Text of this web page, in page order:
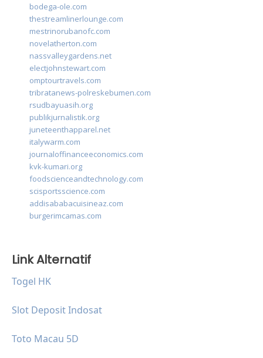
bodega-ole.com
thestreamlinerlounge.com
mestrinorubanofc.com
novelatherton.com
nassvalleygardens.net
electjohnstewart.com
omptourtravels.com
tribratanews-polreskebumen.com
rsudbayuasih.org
publikjurnalistik.org
juneteenthapparel.net
italywarm.com
journaloffinanceeconomics.com
kvk-kumari.org
foodscienceandtechnology.com
scisportsscience.com
addisababacuisineaz.com
burgerimcamas.com
Link Alternatif
Togel HK
Slot Deposit Indosat
Toto Macau 5D